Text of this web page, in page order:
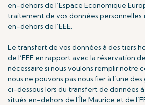
en-dehors de l’Espace Economique
traitement de vos données
en-dehors de l’EEE.
Le transfert de vos données à des tiers
de l’EEE en rapport avec la réservation
nécessaire si nous voulons remplir notre
nous ne pouvons pas nous fier à l’une
ci-dessous lors du transfert de données à
situés en-dehors de l’Île Maurice et de